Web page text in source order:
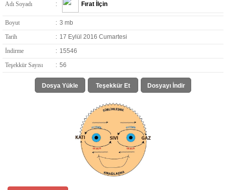
Adı Soyadı : Fırat İlçin
Boyut : 3 mb
Tarih
: 17 Eylül 2016 Cumartesi
İndirme
: 15546
Teşekkür Sayısı
: 56
Dosya Yükle Teşekkür Et Dosyayı İndir